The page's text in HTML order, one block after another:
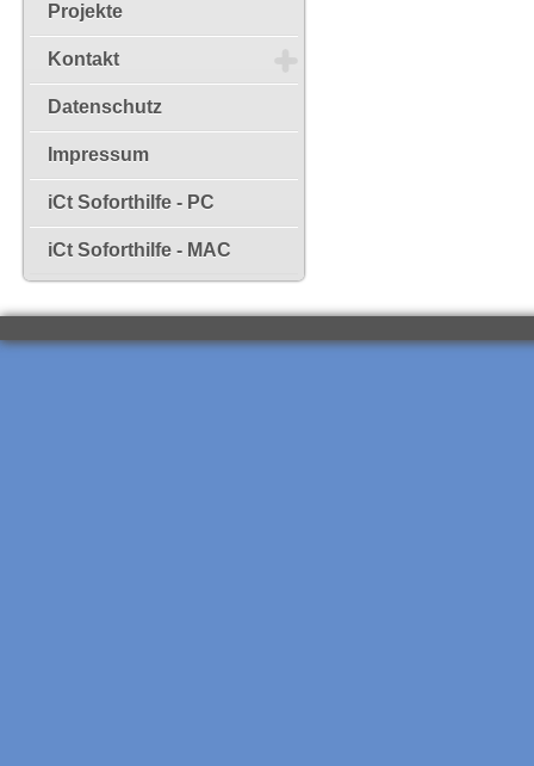
Projekte
Kontakt
Datenschutz
Impressum
iCt Soforthilfe - PC
iCt Soforthilfe - MAC